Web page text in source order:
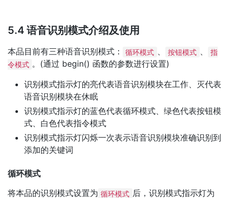
5.4 语音识别模式介绍及使用
本品目前有三种语音识别模式： 循环模式 、 按钮模式 、
指
令模式 。(通过 begin() 函数的参数进行设置)
识别模式指示灯的亮代表语音识别模块在工作、灭代表
语音识别模块在休眠
识别模式指示灯的蓝色代表循环模式、绿色代表按钮模
式、白色代表指令模式
识别模式指示灯闪烁一次表示语音识别模块准确识别到
添加的关键词
循环模式
将本品的识别模式设置为 循环模式 后，识别模式指示灯为